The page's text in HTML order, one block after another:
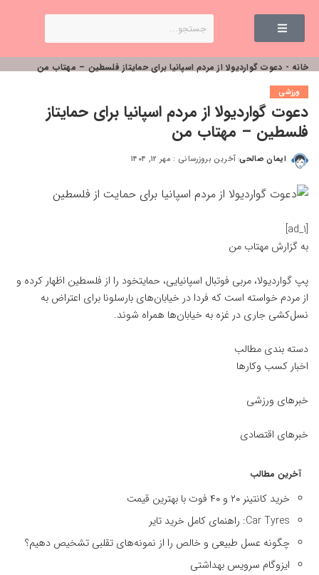
خانه - دعوت گواردیولا از مردم اسپانیا برای حمایتاز فلسطین – مهتاب من
ورزشی
دعوت گواردیولا از مردم اسپانیا برای حمایتاز
فلسطین – مهتاب من
ایمان صالحی آخرین بروزرسانی : مهر ۱۲, ۱۴۰۴
[ad_1]
به گزارش مهتاب من
پپ گواردیولا، مربی فوتبال اسپانیایی، حمایتخود را از فلسطین اظهار کرده و
از مردم خواسته است که فردا در خیابان‌های بارسلونا برای اعتراض به
نسل‌کشی جاری در غزه به خیابان‌ها همراه شوند.
دسته بندی مطالب
اخبار کسب وکارها
خبرهای ورزشی
خبرهای اقتصادی
آخرین مطالب
خرید کانتینر ۲۰ و ۴۰ فوت با بهترین قیمت
Car Tyres: راهنمای کامل خرید تایر
چگونه عسل طبیعی و خالص را از نمونه‌های تقلبی تشخیص دهیم؟
ایزوگام سرویس بهداشتی